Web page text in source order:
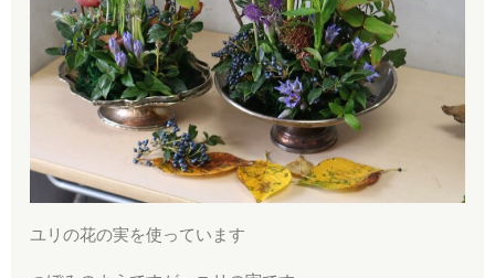
ユリの花の実を使っています